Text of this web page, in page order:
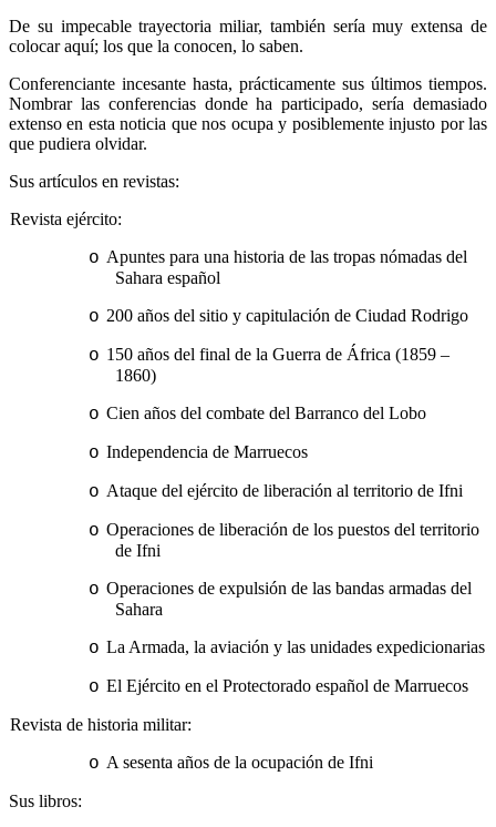
De su impecable trayectoria miliar, también sería muy extensa de
colocar aquí; los que la conocen, lo saben.
Conferenciante incesante hasta, prácticamente sus últimos tiempos.
Nombrar las conferencias donde ha participado, sería demasiado
extenso en esta noticia que nos ocupa y posiblemente injusto por las
que pudiera olvidar.
Sus artículos en revistas:
Revista ejército:
o Apuntes para una historia de las tropas nómadas del
Sahara español
o 200 años del sitio y capitulación de Ciudad Rodrigo
o 150 años del final de la Guerra de África (1859 –
1860)
o Cien años del combate del Barranco del Lobo
o Independencia de Marruecos
o Ataque del ejército de liberación al territorio de Ifni
o Operaciones de liberación de los puestos del territorio
de Ifni
o Operaciones de expulsión de las bandas armadas del
Sahara
o La Armada, la aviación y las unidades expedicionarias
o El Ejército en el Protectorado español de Marruecos
Revista de historia militar:
o A sesenta años de la ocupación de Ifni
Sus libros: